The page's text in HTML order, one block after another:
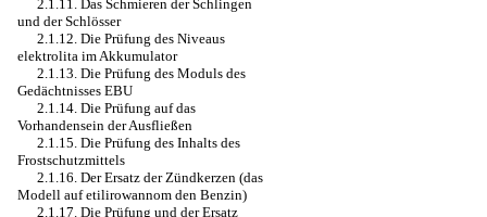
2.1.11. Das Schmieren der Schlingen
und der Schlösser
2.1.12. Die Prüfung des Niveaus
elektrolita im Akkumulator
2.1.13. Die Prüfung des Moduls des
Gedächtnisses EBU
2.1.14. Die Prüfung auf das
Vorhandensein der Ausfließen
2.1.15. Die Prüfung des Inhalts des
Frostschutzmittels
2.1.16. Der Ersatz der Zündkerzen (das
Modell auf etilirowannom den Benzin)
2.1.17. Die Prüfung und der Ersatz